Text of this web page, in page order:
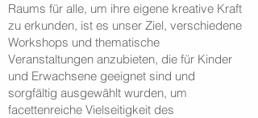
Raums für alle, um ihre eigene kreative Kraft
zu erkunden, ist es unser Ziel, verschiedene
Workshops und thematische
Veranstaltungen anzubieten, die für Kinder
und Erwachsene geeignet sind und
sorgfältig ausgewählt wurden, um
facettenreiche Vielseitigkeit des